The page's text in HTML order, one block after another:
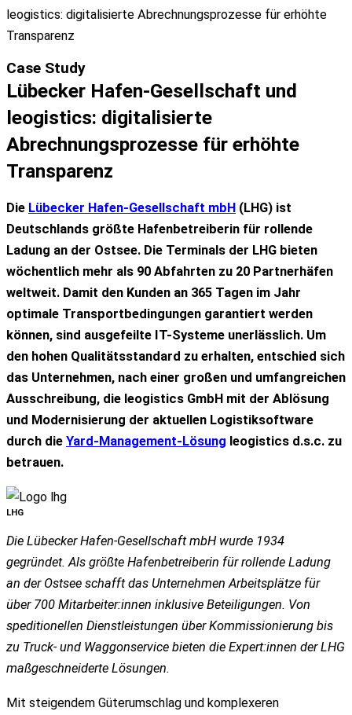
leogistics: digitalisierte Abrechnungsprozesse für erhöhte
Transparenz
Case Study
Lübecker Hafen-Gesellschaft und
leogistics: digitalisierte
Abrechnungsprozesse für erhöhte
Transparenz
Die Lübecker Hafen-Gesellschaft mbH (LHG) ist
Deutschlands größte Hafenbetreiberin für rollende
Ladung an der Ostsee. Die Terminals der LHG bieten
wöchentlich mehr als 90 Abfahrten zu 20 Partnerhäfen
weltweit. Damit den Kunden an 365 Tagen im Jahr
optimale Transportbedingungen garantiert werden
können, sind ausgefeilte IT-Systeme unerlässlich. Um
den hohen Qualitätsstandard zu erhalten, entschied sich
das Unternehmen, nach einer großen und umfangreichen
Ausschreibung, die leogistics GmbH mit der Ablösung
und Modernisierung der aktuellen Logistiksoftware
durch die Yard-Management-Lösung leogistics d.s.c. zu
betrauen.
LHG
Die Lübecker Hafen-Gesellschaft mbH wurde 1934
gegründet. Als größte Hafenbetreiberin für rollende Ladung
an der Ostsee schafft das Unternehmen Arbeitsplätze für
über 700 Mitarbeiter:innen inklusive Beteiligungen. Von
speditionellen Dienstleistungen über Kommissionierung bis
zu Truck- und Waggonservice bieten die Expert:innen der LHG
maßgeschneiderte Lösungen.
Mit steigendem Güterumschlag und komplexeren